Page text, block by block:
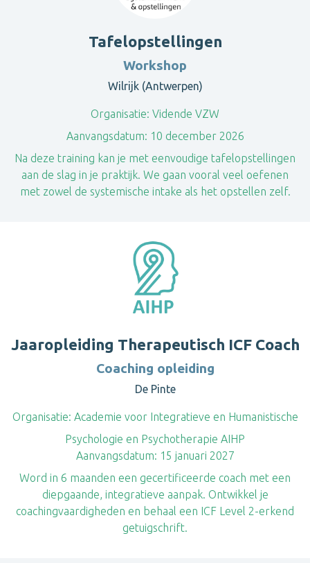
Tafelopstellingen
Workshop
Wilrijk (Antwerpen)
Organisatie: Vidende VZW
Aanvangsdatum: 10 december 2026
Na deze training kan je met eenvoudige tafelopstellingen
aan de slag in je praktijk. We gaan vooral veel oefenen
met zowel de systemische intake als het opstellen zelf.
Jaaropleiding Therapeutisch ICF Coach
Coaching opleiding
De Pinte
Organisatie: Academie voor Integratieve en Humanistische
Psychologie en Psychotherapie AIHP
Aanvangsdatum: 15 januari 2027
Word in 6 maanden een gecertificeerde coach met een
diepgaande, integratieve aanpak. Ontwikkel je
coachingvaardigheden en behaal een ICF Level 2-erkend
getuigschrift.